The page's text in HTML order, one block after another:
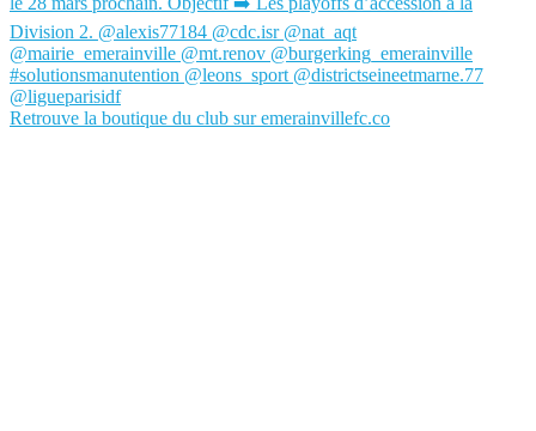
Retrouve la boutique du club sur emerainvillefc.co